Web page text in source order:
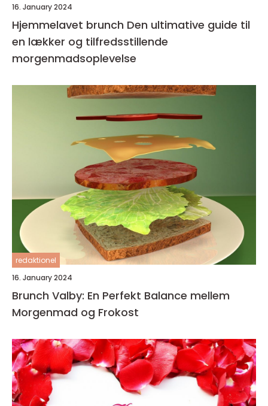
16. January 2024
Hjemmelavet brunch Den ultimative guide til
en lækker og tilfredsstillende
morgenmadsoplevelse
redaktionel
16. January 2024
Brunch Valby: En Perfekt Balance mellem
Morgenmad og Frokost